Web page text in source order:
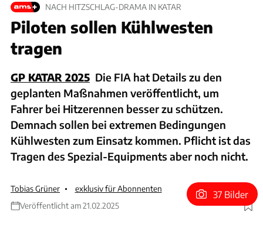
NACH HITZSCHLAG-DRAMA IN KATAR
Piloten sollen Kühlwesten
tragen
GP KATAR 2025 Die FIA hat Details zu den
geplanten Maßnahmen veröffentlicht, um
Fahrer bei Hitzerennen besser zu schützen.
Demnach sollen bei extremen Bedingungen
Kühlwesten zum Einsatz kommen. Pflicht ist das
Tragen des Spezial-Equipments aber noch nicht.
Tobias Grüner
exklusiv für Abonnenten
Veröffentlicht am 21.02.2025
Foto: Chillout Motorsports
37 Bilder